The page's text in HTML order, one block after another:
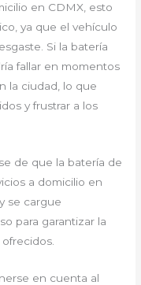
en CDMX, esto
ya que el vehículo
Si la batería
fallar en momentos
la ciudad, lo que
y frustrar a los
de que la batería de
a domicilio en
se cargue
para garantizar la
en cuenta al